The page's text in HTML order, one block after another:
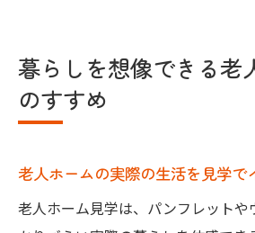
暮らしを想像できる老
のすすめ
老人ホームの実際の生活を見学で
老人ホーム見学は、パンフレット